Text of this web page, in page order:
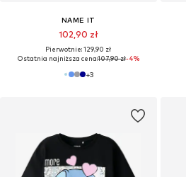
NAME IT
102,90 zł
Pierwotnie: 129,90 zł
Ostatnia najniższa cena:107,90 zł-4%
+3